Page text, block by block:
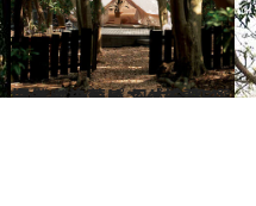
2021.7.10
自然に染まるネイチャーステイの薦め 日本全国の極上グランピング施設5選
旅＆お出かけ